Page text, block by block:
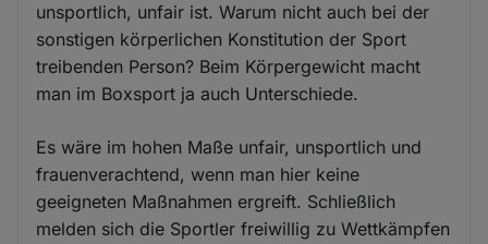
unsportlich, unfair ist. Warum nicht auch bei der
sonstigen körperlichen Konstitution der Sport
treibenden Person? Beim Körpergewicht macht
man im Boxsport ja auch Unterschiede.
Es wäre im hohen Maße unfair, unsportlich und
frauenverachtend, wenn man hier keine
geeigneten Maßnahmen ergreift. Schließlich
melden sich die Sportler freiwillig zu Wettkämpfen